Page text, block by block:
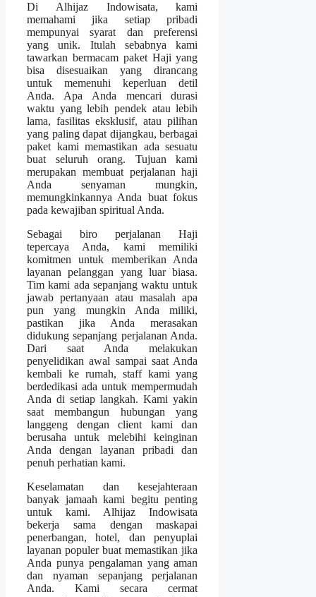
Di Alhijaz Indowisata, kami
memahami jika setiap pribadi
mempunyai syarat dan preferensi
yang unik. Itulah sebabnya kami
tawarkan bermacam paket Haji yang
bisa disesuaikan yang dirancang
untuk memenuhi keperluan detil
Anda. Apa Anda mencari durasi
waktu yang lebih pendek atau lebih
lama, fasilitas eksklusif, atau pilihan
yang paling dapat dijangkau, berbagai
paket kami memastikan ada sesuatu
buat seluruh orang. Tujuan kami
merupakan membuat perjalanan haji
Anda senyaman mungkin,
memungkinkannya Anda buat fokus
pada kewajiban spiritual Anda.
Sebagai biro perjalanan Haji
tepercaya Anda, kami memiliki
komitmen untuk memberikan Anda
layanan pelanggan yang luar biasa.
Tim kami ada sepanjang waktu untuk
jawab pertanyaan atau masalah apa
pun yang mungkin Anda miliki,
pastikan jika Anda merasakan
didukung sepanjang perjalanan Anda.
Dari saat Anda melakukan
penyelidikan awal sampai saat Anda
kembali ke rumah, staff kami yang
berdedikasi ada untuk mempermudah
Anda di setiap langkah. Kami yakin
saat membangun hubungan yang
langgeng dengan client kami dan
berusaha untuk melebihi keinginan
Anda dengan layanan pribadi dan
penuh perhatian kami.
Keselamatan dan kesejahteraan
banyak jamaah kami begitu penting
untuk kami. Alhijaz Indowisata
bekerja sama dengan maskapai
penerbangan, hotel, dan penyuplai
layanan populer buat memastikan jika
Anda punya pengalaman yang aman
dan nyaman sepanjang perjalanan
Anda. Kami secara cermat